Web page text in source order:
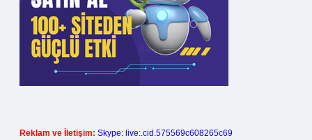
Reklam ve İletişim: Skype: live:.cid.575569c608265c69